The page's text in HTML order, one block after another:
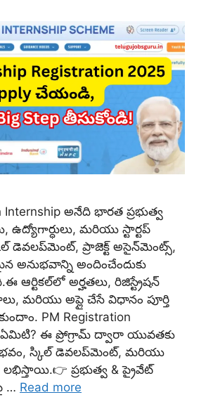
Internship అనేది భారత ప్రభుత్వ
ఉద్యోగార్ధులు, మరియు స్టార్టప్
డెవలప్‌మెంట్, ప్రాజెక్ట్ అసైన్‌మెంట్స్,
అనుభవాన్ని అందించేందుకు
ఆర్టికల్‌లో అర్హతలు, రిజిస్ట్రేషన్
మరియు అప్లై చేసే విధానం పూర్తి
PM Registration
ఏమిటి? ఈ ప్రోగ్రామ్‌ ద్వారా యువతకు
స్కిల్ డెవలప్‌మెంట్, మరియు
ప్రభుత్వ & ప్రైవేట్
… Read more